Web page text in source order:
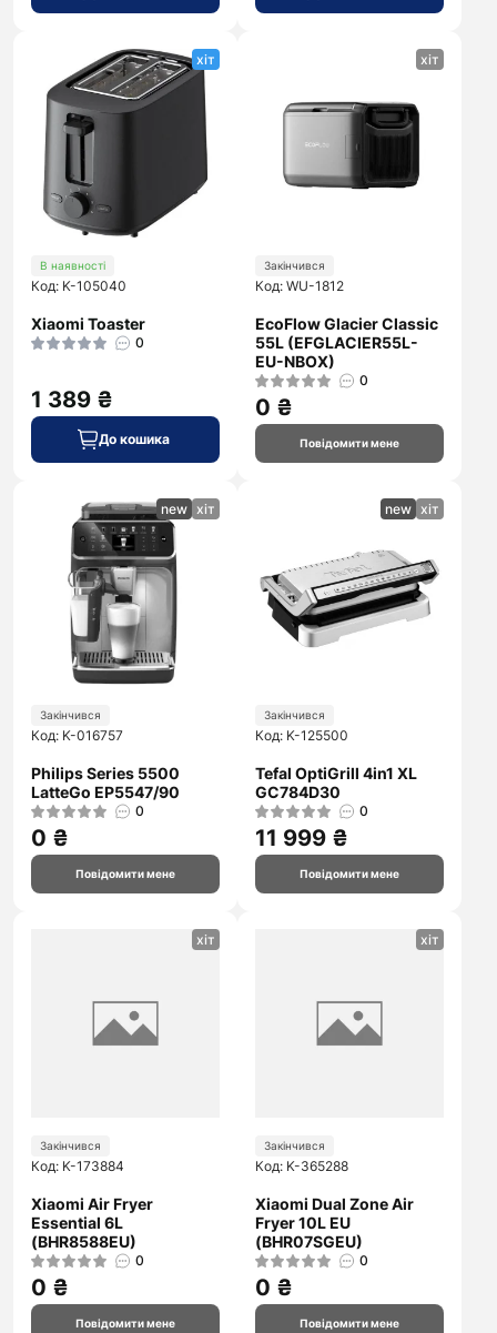
хіт
В наявності
Код: K-105040
Xiaomi Toaster
0
1 389 ₴
До кошика
хіт
Закінчився
Код: WU-1812
EcoFlow Glacier Classic
55L (EFGLACIER55L-
EU-NBOX)
0
0 ₴
Повідомити мене
new хіт
Закінчився
Код: K-016757
Philips Series 5500
LatteGo EP5547/90
0
0 ₴
Повідомити мене
new хіт
Закінчився
Код: K-125500
Tefal OptiGrill 4in1 XL
GC784D30
0
11 999 ₴
Повідомити мене
хіт
Закінчився
Код: K-173884
Xiaomi Air Fryer
Essential 6L
(BHR8588EU)
0
0 ₴
Повідомити мене
хіт
Закінчився
Код: K-365288
Xiaomi Dual Zone Air
Fryer 10L EU
(BHR07SGEU)
0
0 ₴
Повідомити мене